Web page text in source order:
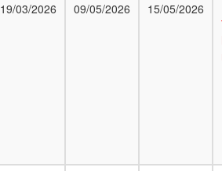
19/03/2026 09/05/2026
15/05/2026